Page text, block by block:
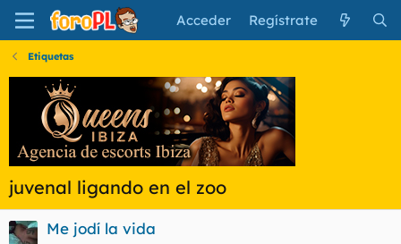
Acceder Regístrate
Etiquetas
juvenal ligando en el zoo
Me jodí la vida